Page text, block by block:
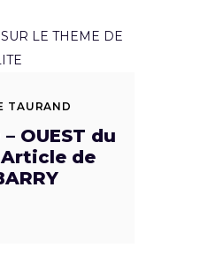
TAURAND
OUEST du
de